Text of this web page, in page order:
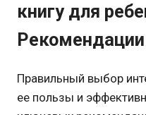
книгу для
Правильный выбор
ее пользы и